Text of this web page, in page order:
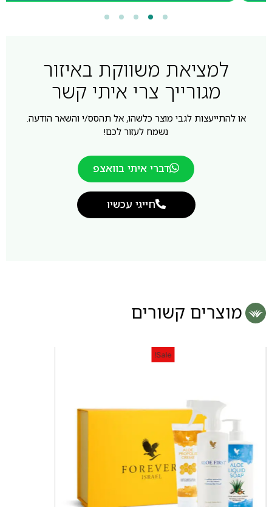
למציאת משווקת באיזור
מגורייך צרי איתי קשר
או להתייעצות לגבי מוצר כלשהו, אל תהסס/י והשאר הודעה.
נשמח לעזור לכם!
דברי איתי בוואצפ
חייגי עכשיו
מוצרים קשורים
Sale!